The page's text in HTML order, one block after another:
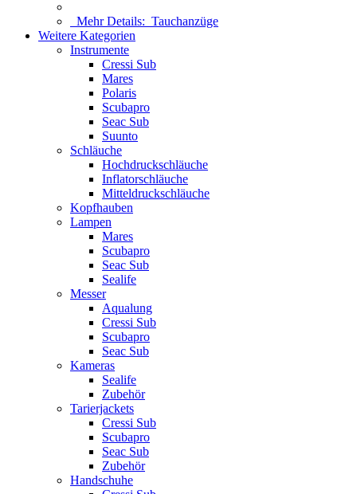
Mehr Details: Tauchanzüge
Weitere Kategorien
Instrumente
Cressi Sub
Mares
Polaris
Scubapro
Seac Sub
Suunto
Schläuche
Hochdruckschläuche
Inflatorschläuche
Mitteldruckschläuche
Kopfhauben
Lampen
Mares
Scubapro
Seac Sub
Sealife
Messer
Aqualung
Cressi Sub
Scubapro
Seac Sub
Kameras
Sealife
Zubehör
Tarierjackets
Cressi Sub
Scubapro
Seac Sub
Zubehör
Handschuhe